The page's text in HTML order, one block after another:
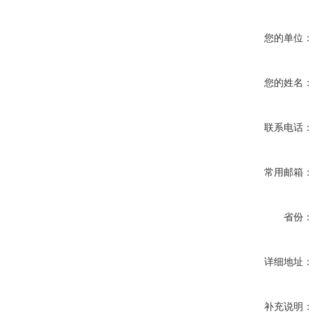
您的单位：
您的姓名：
联系电话：
常用邮箱：
省份：
详细地址：
补充说明：